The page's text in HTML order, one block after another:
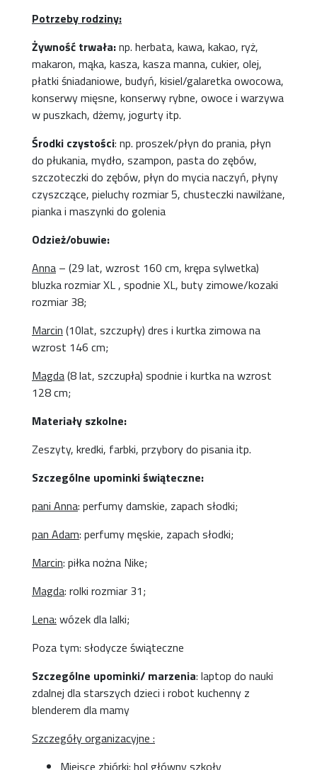
Potrzeby rodziny:
Żywność trwała:np. herbata, kawa, kakao, ryż,
makaron, mąka, kasza, kasza manna, cukier, olej,
płatki śniadaniowe, budyń, kisiel/galaretka owocowa,
konserwy mięsne, konserwy rybne, owoce i warzywa
w puszkach, dżemy, jogurty itp.
Środki czystości: np. proszek/płyn do prania, płyn
do płukania, mydło, szampon, pasta do zębów,
szczoteczki do zębów, płyn do mycia naczyń, płyny
czyszczące, pieluchy rozmiar 5, chusteczki nawilżane,
pianka i maszynki do golenia
Odzież/obuwie:
Anna – (29 lat, wzrost 160 cm, krępa sylwetka)
bluzka rozmiar XL , spodnie XL, buty zimowe/kozaki
rozmiar 38;
Marcin (10lat, szczupły) dres i kurtka zimowa na
wzrost 146 cm;
Magda(8 lat, szczupła) spodnie i kurtka na wzrost
128 cm;
Materiały szkolne:
Zeszyty, kredki, farbki, przybory do pisania itp.
Szczególne upominki świąteczne:
pani Anna: perfumy damskie, zapach słodki;
pan Adam: perfumy męskie, zapach słodki;
Marcin: piłka nożna Nike;
Magda: rolki rozmiar 31;
Lena: wózek dla lalki;
Poza tym: słodycze świąteczne
Szczególne upominki/ marzenia: laptop do nauki
zdalnej dla starszych dzieci i robot kuchenny z
blenderem dla mamy
Szczegóły organizacyjne :
Miejsce zbiórki: hol główny szkoły